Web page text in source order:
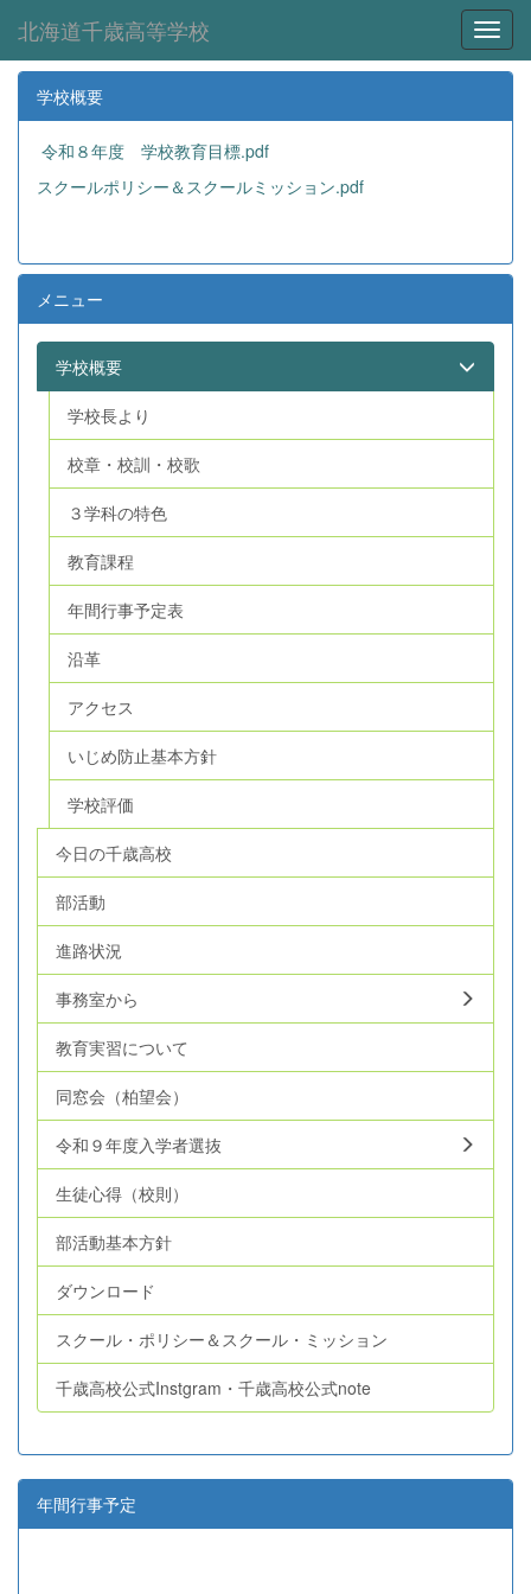
北海道千歳高等学校
学校概要
令和８年度 学校教育目標.pdf
スクールポリシー＆スクールミッション.pdf
メニュー
学校概要
学校長より
校章・校訓・校歌
３学科の特色
教育課程
年間行事予定表
沿革
アクセス
いじめ防止基本方針
学校評価
今日の千歳高校
部活動
進路状況
事務室から
教育実習について
同窓会（柏望会）
令和９年度入学者選抜
生徒心得（校則）
部活動基本方針
ダウンロード
スクール・ポリシー＆スクール・ミッション
千歳高校公式Instgram・千歳高校公式note
年間行事予定